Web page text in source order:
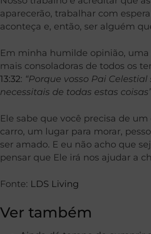
aparecerão, trabalhar com
aconteça e, então, ser alguém
Em minha humilde opinião, uma
mais consoladoras de todos os
13:32: “Porque vosso Pai
necessitais de todas estas
Ele sabe que você precisa de
carro, um lugar para morar,
ser amado. E eu não acho que
pensar que Ele irá nos ajudar a
Fonte: LDS Living
Ver também